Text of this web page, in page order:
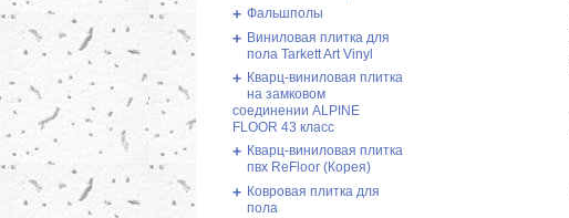
+ Фальшполы
+ Виниловая плитка для
пола Tarkett Art Vinyl
+ Кварц-виниловая плитка
на замковом
соединении ALPINE
FLOOR 43 класс
+ Кварц-виниловая плитка
пвх ReFloor (Корея)
+ Ковровая плитка для
пола